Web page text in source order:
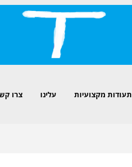
תעודות מקצועיות עלינו צרו